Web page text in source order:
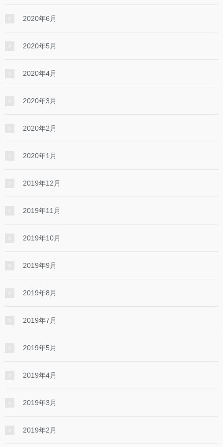
2020年6月
2020年5月
2020年4月
2020年3月
2020年2月
2020年1月
2019年12月
2019年11月
2019年10月
2019年9月
2019年8月
2019年7月
2019年5月
2019年4月
2019年3月
2019年2月